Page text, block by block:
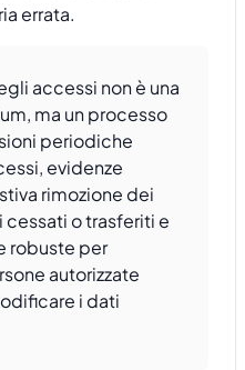
errata.
accessi non è una
ma un processo
periodiche
evidenze
rimozione dei
o trasferiti e
robuste per
autorizzate
i dati